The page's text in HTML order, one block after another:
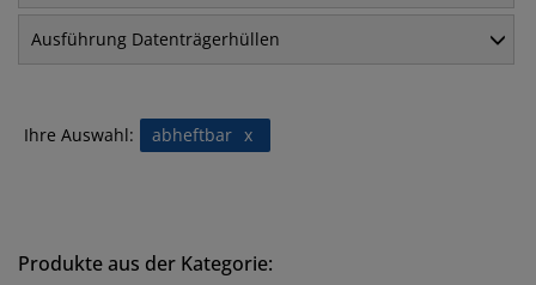
Ausführung Datenträgerhüllen
Ihre Auswahl: x
abheftbar
Produkte aus der Kategorie: